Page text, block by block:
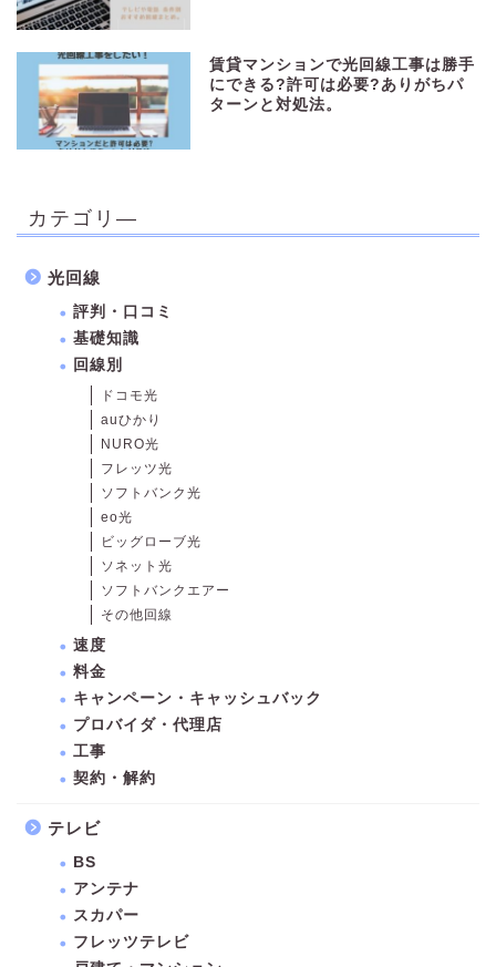
賃貸マンションで光回線工事は勝手
にできる?許可は必要?ありがちパ
ターンと対処法。
カテゴリ―
光回線
評判・口コミ
基礎知識
回線別
ドコモ光
auひかり
NURO光
フレッツ光
ソフトバンク光
eo光
ビッグローブ光
ソネット光
ソフトバンクエアー
その他回線
速度
料金
キャンペーン・キャッシュバック
プロバイダ・代理店
工事
契約・解約
テレビ
BS
アンテナ
スカパー
フレッツテレビ